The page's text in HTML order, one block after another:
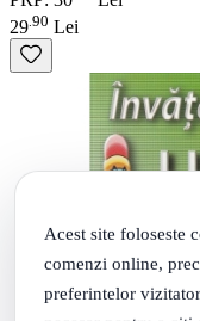
Acest site foloseste
comenzi online,
preferintelor
29 90 Lei